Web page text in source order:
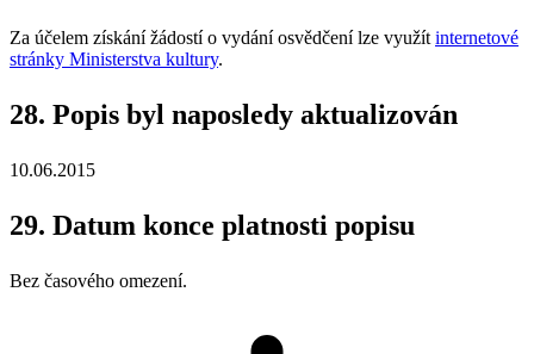
Za účelem získání žádostí o vydání osvědčení lze využít internetové
stránky Ministerstva kultury.
28. Popis byl naposledy aktualizován
10.06.2015
29. Datum konce platnosti popisu
Bez časového omezení.